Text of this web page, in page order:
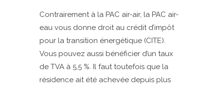
Contrairement à la PAC air-air, la PAC air-
eau vous donne droit au crédit d’impôt
pour la transition énergétique (CITE).
Vous pouvez aussi bénéficier d’un taux
de TVA à 5,5 %. Il faut toutefois que la
résidence ait été achevée depuis plus